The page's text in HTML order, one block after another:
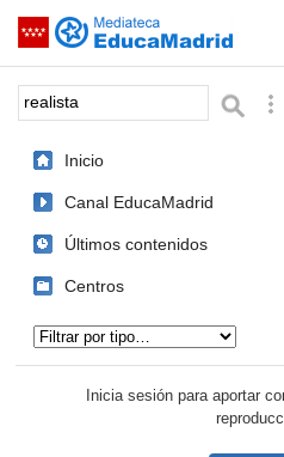
Saltar navegación
Palabra o frase:
Inicio
Canal EducaMadrid
Últimos contenidos
Centros
Inicia sesión para aportar